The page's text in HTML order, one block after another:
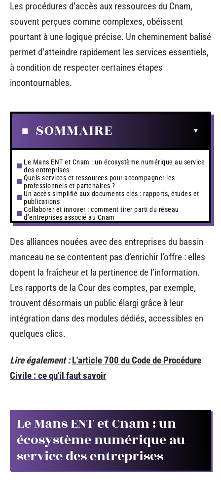
Les procédures d’accès aux ressources du Cnam,
souvent perçues comme complexes, obéissent
pourtant à une logique précise. Un cheminement balisé
permet d’atteindre rapidement les services essentiels,
à condition de respecter certaines étapes
incontournables.
SOMMAIRE
Le Mans ENT et Cnam : un écosystème numérique au service
des entreprises
Quels services et ressources pour accompagner les
professionnels et partenaires ?
Un accès simplifié aux documents clés : rapports, études et
publications
Collaborer et innover : comment tirer parti du réseau
d’entreprises associé au Cnam
Des alliances nouées avec des entreprises du bassin
manceau ne se contentent pas d’enrichir l’offre : elles
dopent la fraîcheur et la pertinence de l’information.
Les rapports de la Cour des comptes, par exemple,
trouvent désormais un public élargi grâce à leur
intégration dans des modules dédiés, accessibles en
quelques clics.
Lire également : L'article 700 du Code de Procédure
Civile : ce qu'il faut savoir
Le Mans ENT et Cnam : un
écosystème numérique au
service des entreprises